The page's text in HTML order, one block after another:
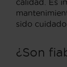
sido
¿Son